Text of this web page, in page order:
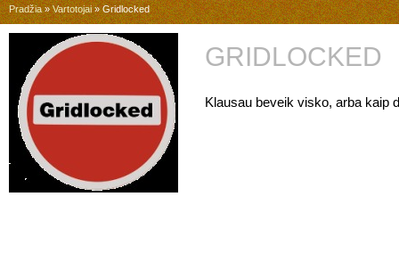
Pradžia»Vartotojai» Gridlocked
GRIDLOCKED
Klausau beveik visko, arba kaip